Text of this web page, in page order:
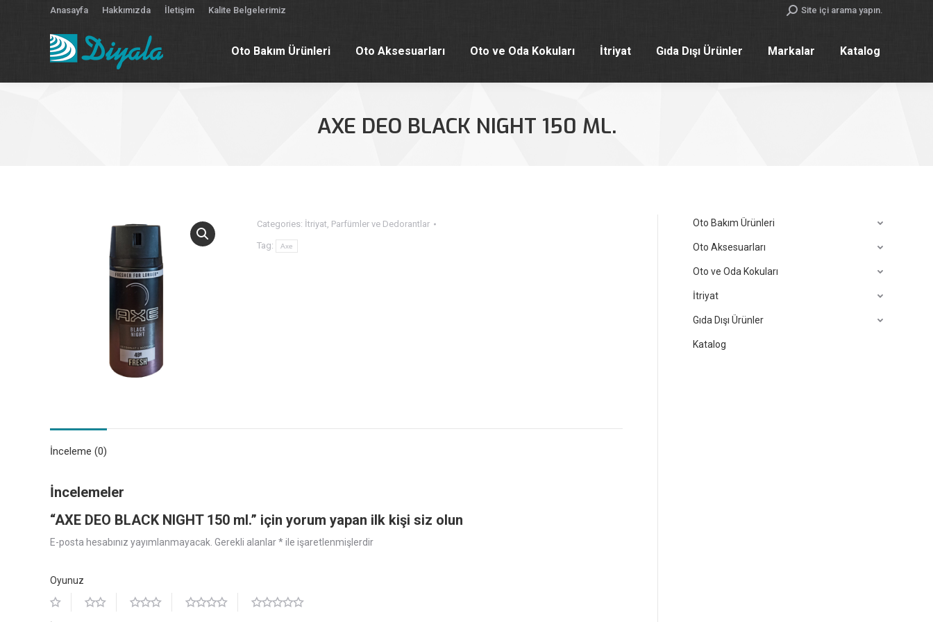
Anasayfa Hakkımızda İletişim Kalite Belgelerimiz Search:Site içi arama yapın.
Oto Bakım Ürünleri Oto Aksesuarları Oto ve Oda Kokuları İtriyat Gıda Dışı Ürünler Markalar Katalog
AXE DEO BLACK NIGHT 150 ML.
Categories: İtriyat, Parfümler ve Dedorantlar
Tag: Axe
İnceleme (0)
İncelemeler
“AXE DEO BLACK NIGHT 150 ml.” için yorum yapan ilk kişi siz olun
E-posta hesabınız yayımlanmayacak. Gerekli alanlar*ile işaretlenmişlerdir
Oyunuz
Oto Bakım Ürünleri
Oto Aksesuarları
Oto ve Oda Kokuları
İtriyat
Gıda Dışı Ürünler
Katalog